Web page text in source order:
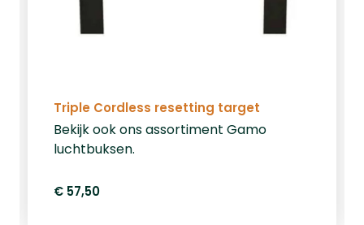
Triple Cordless resetting target
Bekijk ook ons assortiment Gamo
luchtbuksen.
€ 57,50